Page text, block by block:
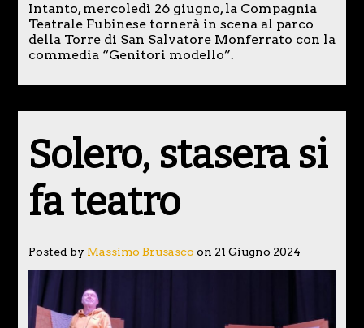
Intanto, mercoledì 26 giugno, la Compagnia
Teatrale Fubinese tornerà in scena al parco
della Torre di San Salvatore Monferrato con la
commedia “Genitori modello”.
Solero, stasera si
fa teatro
Posted by Massimo Brusasco on 21 Giugno 2024